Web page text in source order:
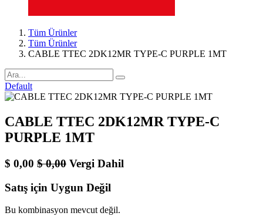
Tüm Ürünler
Tüm Ürünler
CABLE TTEC 2DK12MR TYPE-C PURPLE 1MT
Default
CABLE TTEC 2DK12MR TYPE-C
PURPLE 1MT
$ 0,00 $0,00 Vergi Dahil
Satış için Uygun Değil
Bu kombinasyon mevcut değil.